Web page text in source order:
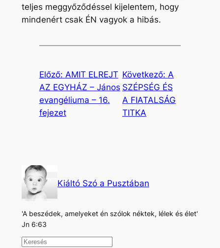
teljes meggyőződéssel kijelentem, hogy
mindenért csak ÉN vagyok a hibás.
Előző: AMIT ELREJT
AZ EGYHÁZ – János
evangéliuma – 16.
fejezet
Következő: A
SZÉPSÉG ÉS
A FIATALSÁG
TITKA
Kiáltó Szó a Pusztában
'A beszédek, amelyeket én szólok néktek, lélek és élet'
Jn 6:63
K